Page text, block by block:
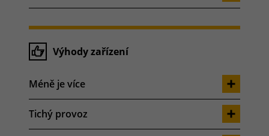
Výhody zařízení
Méně je více
Tichý provoz